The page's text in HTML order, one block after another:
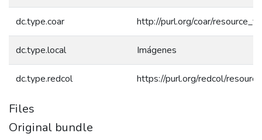
dc.type.coar http://purl.org/coar/
dc.type.local Imágenes
dc.type.redcol https://purl.org/redcol/
Files
Original bundle